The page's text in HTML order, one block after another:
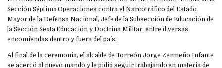
Sección Séptima Operaciones contra el Narcotráfico del Estado
Mayor de la Defensa Nacional, Jefe de la Subsección de Educación de
la Sección Sexta Educación y Doctrina Militar, entre diversas
encomiendas dentro y fuera del país.
Al final de la ceremonia, el alcalde de Torreón Jorge Zermeño Infante
se acercó al nuevo mando y le pidió seguir trabajando en materia de